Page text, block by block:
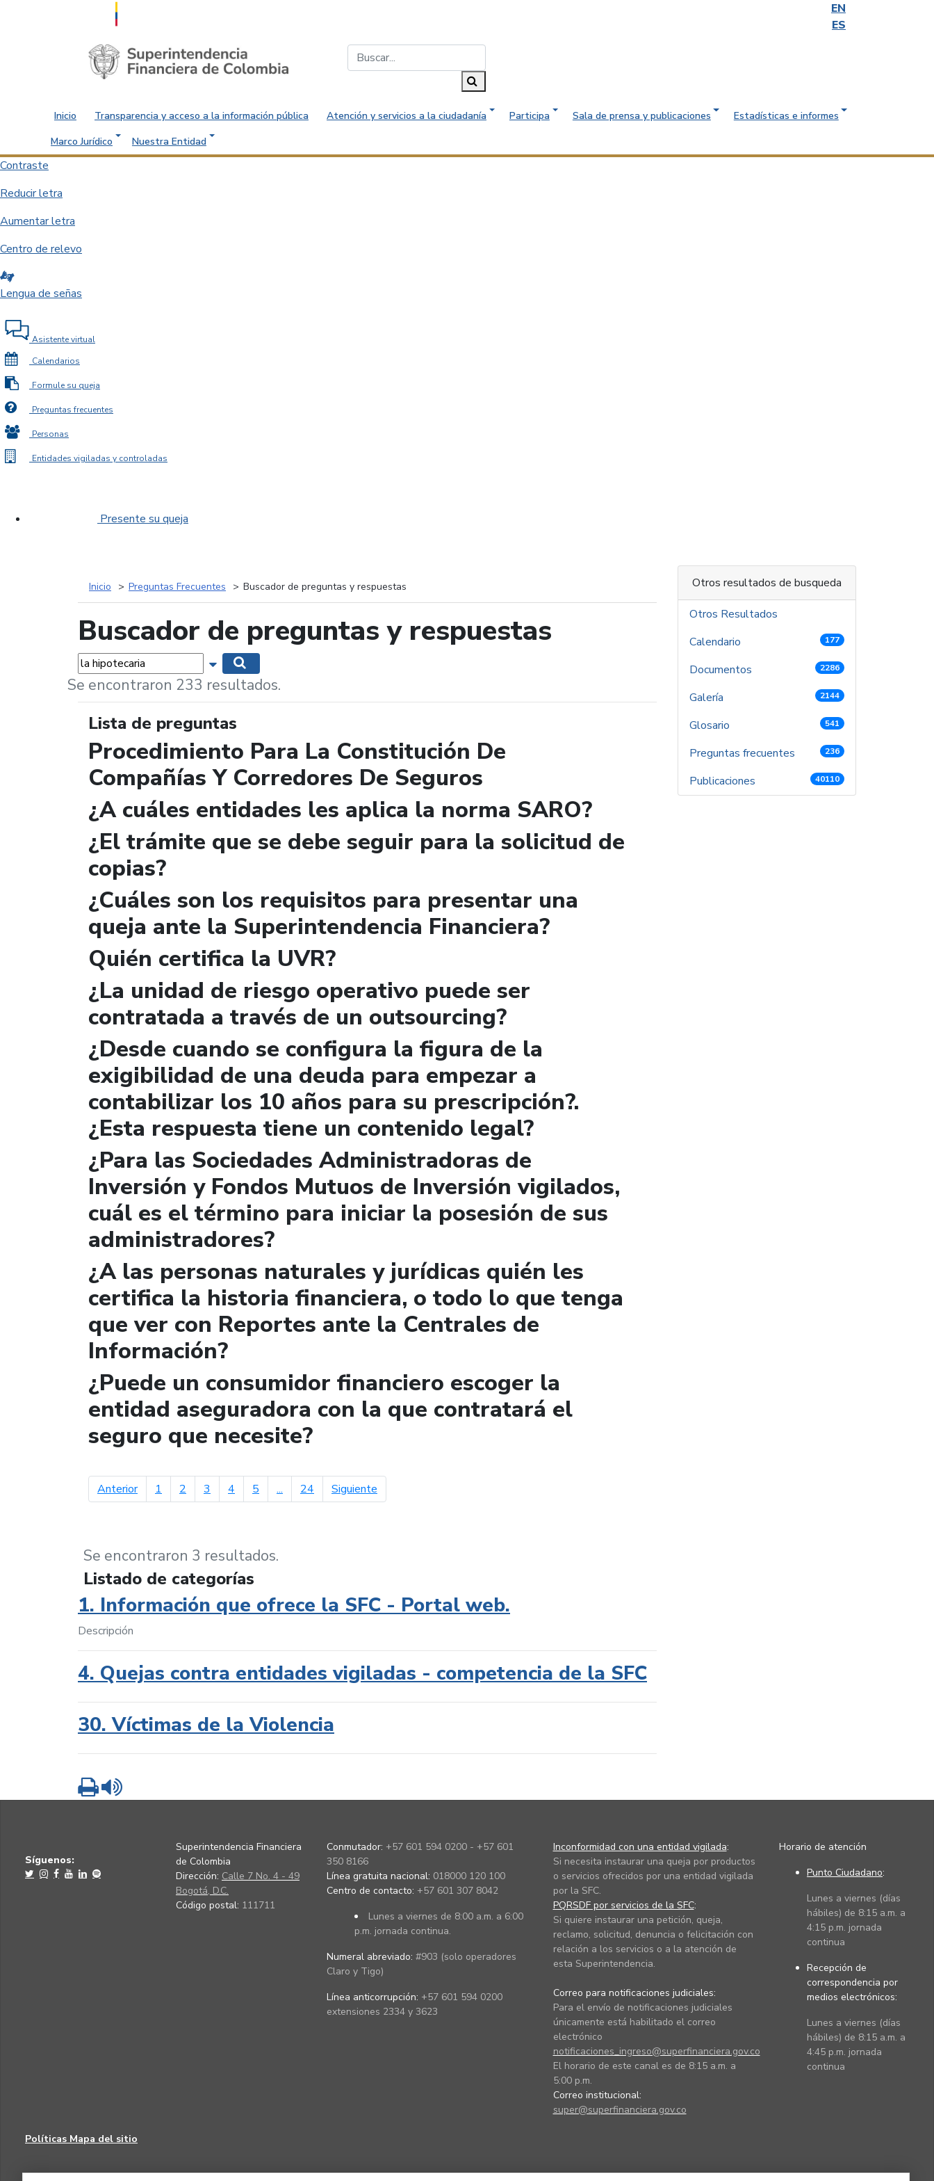
EN
ES
Saltar al contenido principal
Inicio Transparencia y acceso a la información pública Atención y servicios a la ciudadanía Participa Sala de prensa y publicaciones
Estadísticas e informes
Marco Jurídico
Nuestra Entidad
Contraste
Reducir letra
Aumentar letra
Centro de relevo
Lengua de señas
Asistente virtual
Calendarios
Formule su queja
Preguntas frecuentes
Personas
Entidades vigiladas y controladas
Presente su queja
Inicio Preguntas Frecuentes Buscador de preguntas y respuestas
Buscador de preguntas y respuestas
Palabras... Mostrar opciones de búsqueda
Se encontraron 233 resultados.
Lista de preguntas
Procedimiento Para La Constitución De
Compañías Y Corredores De Seguros
¿A cuáles entidades les aplica la norma SARO?
¿El trámite que se debe seguir para la solicitud de
copias?
¿Cuáles son los requisitos para presentar una
queja ante la Superintendencia Financiera?
Quién certifica la UVR?
¿La unidad de riesgo operativo puede ser
contratada a través de un outsourcing?
¿Desde cuando se configura la figura de la
exigibilidad de una deuda para empezar a
contabilizar los 10 años para su prescripción?.
¿Esta respuesta tiene un contenido legal?
¿Para las Sociedades Administradoras de
Inversión y Fondos Mutuos de Inversión vigilados,
cuál es el término para iniciar la posesión de sus
administradores?
¿A las personas naturales y jurídicas quién les
certifica la historia financiera, o todo lo que tenga
que ver con Reportes ante la Centrales de
Información?
¿Puede un consumidor financiero escoger la
entidad aseguradora con la que contratará el
seguro que necesite?
Anteriorpágina anterior
1 2 3 4 5 ... 24 Siguiente
Se encontraron 3 resultados.
Listado de categorías
1. Información que ofrece la SFC - Portal web.
Descripción
4. Quejas contra entidades vigiladas - competencia de la SFC
30. Víctimas de la Violencia
Imprimir
Otros resultados de busqueda
Otros Resultados
Calendario
177
Documentos 2286
Galería 2144
Glosario 541
Preguntas frecuentes 236
Publicaciones 40110
Síguenos:
Superintendencia Financiera
de Colombia
Dirección: Calle 7 No. 4 - 49
Bogotá, D.C.
Código postal: 111711
Conmutador: +57 601 594 0200 - +57 601
350 8166
Línea gratuita nacional: 018000 120 100
Centro de contacto: +57 601 307 8042
Lunes a viernes de 8:00 a.m. a 6:00
p.m. jornada continua.
Numeral abreviado: #903 (solo operadores
Claro y Tigo)
Línea anticorrupción: +57 601 594 0200
extensiones 2334 y 3623
Inconformidad con una entidad vigilada:
Si necesita instaurar una queja por productos
o servicios ofrecidos por una entidad vigilada
por la SFC.
PQRSDF por servicios de la SFC:
Si quiere instaurar una petición, queja,
reclamo, solicitud, denuncia o felicitación con
relación a los servicios o a la atención de
esta Superintendencia.
Correo para notificaciones judiciales:
Para el envío de notificaciones judiciales
únicamente está habilitado el correo
electrónico
notificaciones_ingreso@superfinanciera.gov.co
El horario de este canal es de 8:15 a.m. a
5:00 p.m.
Correo institucional:
super@superfinanciera.gov.co
Horario de atención
Punto Ciudadano:
Lunes a viernes (días
hábiles) de 8:15 a.m. a
4:15 p.m. jornada
continua
Recepción de
correspondencia por
medios electrónicos:
Lunes a viernes (días
hábiles) de 8:15 a.m. a
4:45 p.m. jornada
continua
Políticas Mapa del sitio